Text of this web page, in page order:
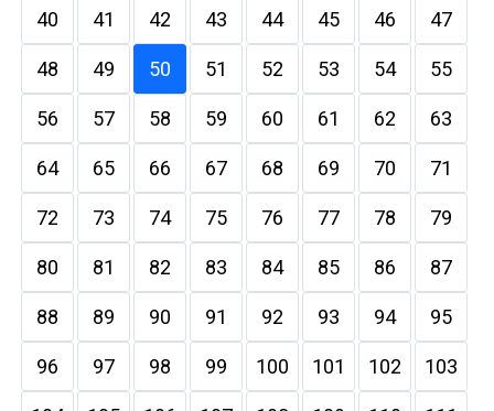
40 41 42 43 44 45 46 47
48 49 50 51 52 53 54 55
56 57 58 59 60 61 62 63
64 65 66 67 68 69 70 71
72 73 74 75 76 77 78 79
80 81 82 83 84 85 86 87
88 89 90 91 92 93 94 95
96 97 98 99 100 101 102 103